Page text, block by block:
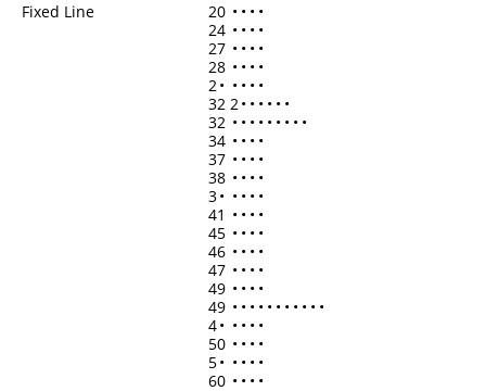
Fixed Line
20 • • • •
24 • • • •
27 • • • •
28 • • • •
2• • • • •
32 2• • • • • •
32 • • • • • • • • •
34 • • • •
37 • • • •
38 • • • •
3• • • • •
41 • • • •
45 • • • •
46 • • • •
47 • • • •
49 • • • •
49 • • • • • • • • • • •
4• • • • •
50 • • • •
5• • • • •
60 • • • •